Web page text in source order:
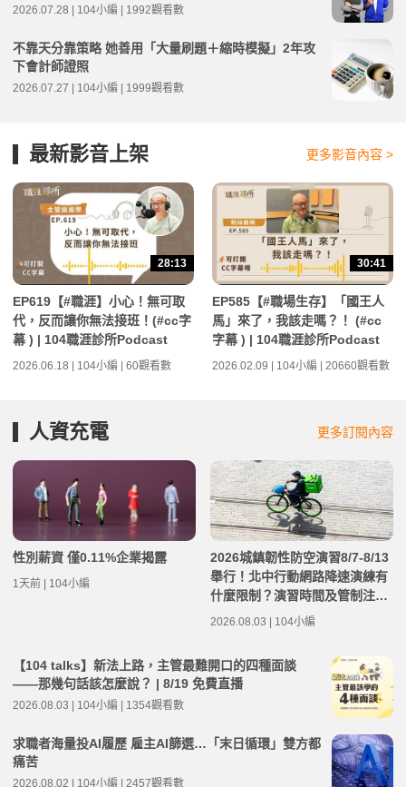
2026.07.28 | 104小編 | 1992觀看數
不靠天分靠策略 她善用「大量刷題＋縮時模擬」2年攻
下會計師證照
2026.07.27 | 104小編 | 1999觀看數
最新影音上架 更多影音內容 >
28:13
EP619【#職涯】小心！無可取
代，反而讓你無法接班！(#cc字
幕 ) | 104職涯診所Podcast
2026.06.18 | 104小編 | 60觀看數
30:41
EP585【#職場生存】「國王人
馬」來了，我該走嗎？！ (#cc
字幕 ) | 104職涯診所Podcast
2026.02.09 | 104小編 | 20660觀看數
人資充電 更多訂閱內容
性別薪資 僅0.11%企業揭露
1天前 | 104小編
2026城鎮韌性防空演習8/7-8/13
舉行！北中行動網路降速演練有
什麼限制？演習時間及管制注意
事項整理
2026.08.03 | 104小編
【104 talks】新法上路，主管最難開口的四種面談
——那幾句話該怎麼說？ | 8/19 免費直播
2026.08.03 | 104小編 | 1354觀看數
求職者海量投AI履歷 雇主AI篩選…「末日循環」雙方都
痛苦
2026.08.02 | 104小編 | 2457觀看數